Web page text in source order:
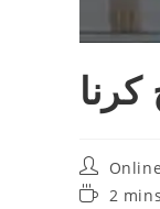
Post
author:
Reading
2